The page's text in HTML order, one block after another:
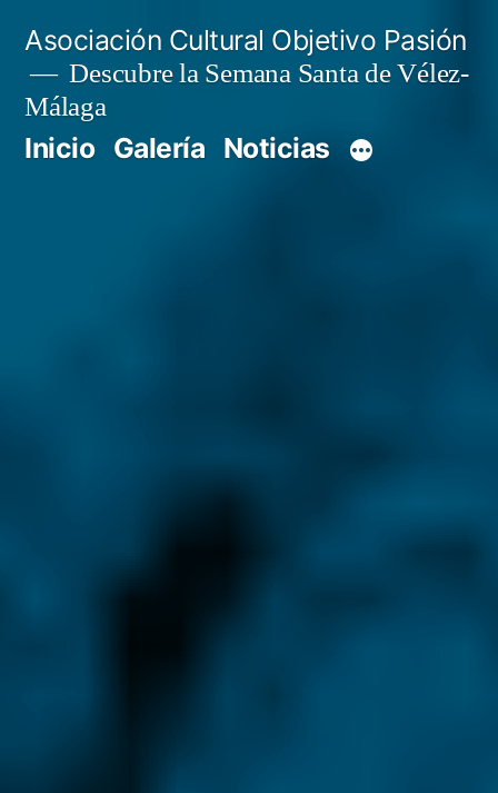
contenido
Asociación Cultural Objetivo Pasión
Descubre la Semana Santa de Vélez-
Málaga
Inicio Galería Noticias